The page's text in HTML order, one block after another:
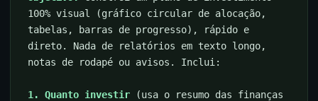
100% visual (gráfico circular de alocação,
tabelas, barras de progresso), rápido e
direto. Nada de relatórios em texto longo,
notas de rodapé ou avisos. Inclui:
1. Quanto investir (usa o resumo das finanças